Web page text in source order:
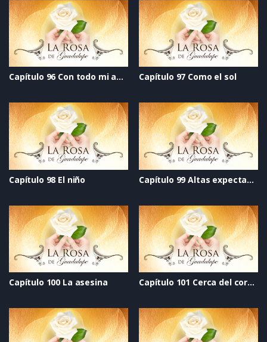
Capítulo 96 Con todo mi amor Capítulo 97 Como el sol
Capítulo 98 El niño Capítulo 99 Altas expectativas
Capítulo 100 La asesina Capítulo 101 Cerca del corazón